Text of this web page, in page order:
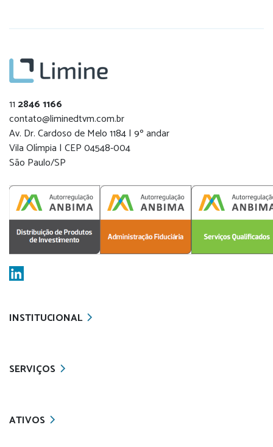
11 2846 1166
contato@liminedtvm.com.br
Av. Dr. Cardoso de Melo 1184 | 9º andar
Vila Olímpia | CEP 04548-004
São Paulo/SP
INSTITUCIONAL
SERVIÇOS
ATIVOS